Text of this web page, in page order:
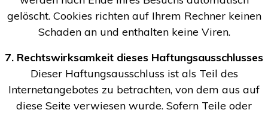
gelöscht. Cookies richten auf Ihrem Rechner keinen
Schaden an und enthalten keine Viren.
7. Rechtswirksamkeit dieses Haftungsausschlusses
Dieser Haftungsausschluss ist als Teil des
Internetangebotes zu betrachten, von dem aus auf
diese Seite verwiesen wurde. Sofern Teile oder